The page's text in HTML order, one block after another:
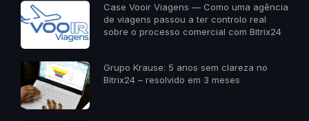
Case Vooir Viagens — Como uma agência
de viagens passou a ter controlo real
sobre o processo comercial com Bitrix24
Grupo Krause: 5 anos sem clareza no
Bitrix24 – resolvido em 3 meses